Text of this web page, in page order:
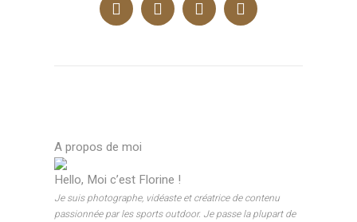
A propos de moi
Hello, Moi c’est Florine !
Je suis photographe, vidéaste et créatrice de contenu
passionnée par les sports outdoor. Je passe la plupart de